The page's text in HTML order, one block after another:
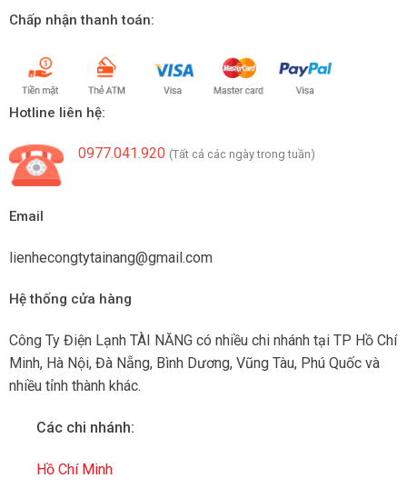
Chấp nhận thanh toán:
Hotline liên hệ:
0977.041.920 (Tất cả các ngày trong tuần)
Email
lienhecongtytainang@gmail.com
Hệ thống cửa hàng
Công Ty Điện Lạnh TÀI NĂNG có nhiều chi nhánh tại TP Hồ Chí
Minh, Hà Nội, Đà Nẵng, Bình Dương, Vũng Tàu, Phú Quốc và
nhiều tỉnh thành khác.
Các chi nhánh:
Hồ Chí Minh